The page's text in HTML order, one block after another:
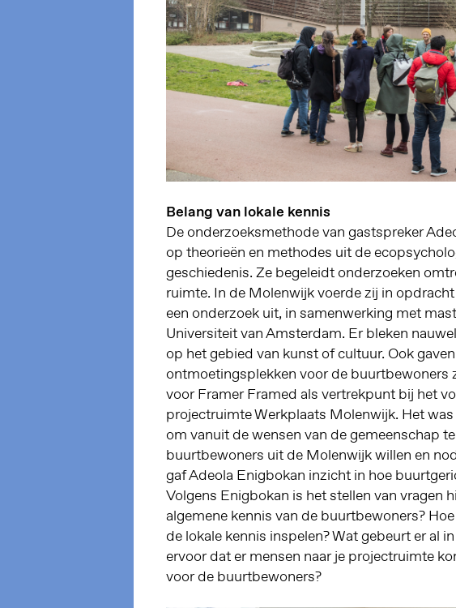
Belang van lokale kennis
De onderzoeksmethode van gastspreker
op theorieën en methodes uit de
geschiedenis. Ze begeleidt onderzoeken
ruimte. In de Molenwijk voerde zij in
een onderzoek uit, in samenwerking met
Universiteit van Amsterdam. Er bleken
op het gebied van kunst of cultuur. Ook
ontmoetingsplekken voor de buurtbewoners
voor Framer Framed als vertrekpunt bij het
projectruimte Werkplaats Molenwijk. Het
om vanuit de wensen van de gemeenschap
buurtbewoners uit de Molenwijk willen en
gaf Adeola Enigbokan inzicht in hoe
Volgens Enigbokan is het stellen van vragen
algemene kennis van de buurtbewoners?
de lokale kennis inspelen? Wat gebeurt er al
ervoor dat er mensen naar je projectruimte
voor de buurtbewoners?